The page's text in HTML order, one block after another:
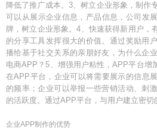
降低了推广成本。3、树立企业形象，制作
可以从展示企业信息，产品信息，公司发
牌，树立企业形象。4、快速获得新用户，
的分享工具发挥很大的价值。通过奖励用
播给基于社交关系的亲朋好友，为什么企
电商APP？5、增强用户粘性，APP平台增
在APP平台，企业可以将需要展示的信息
的频率；企业可以举报一些营销活动、刺
的活跃度。通过APP平台，与用户建立密切
企业APP制作的优势